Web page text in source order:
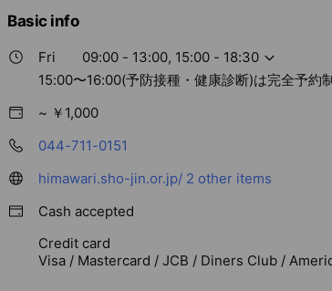
Basic info
Fri
09:00 - 13:00, 15:00 - 18:30
15:00〜16:00(予防接種・健康診断)は完全予約
~ ￥1,000
044-711-0151
himawari.sho-jin.or.jp/ 2 other items
Cash accepted
Credit card
Visa / Mastercard / JCB / Diners Club /